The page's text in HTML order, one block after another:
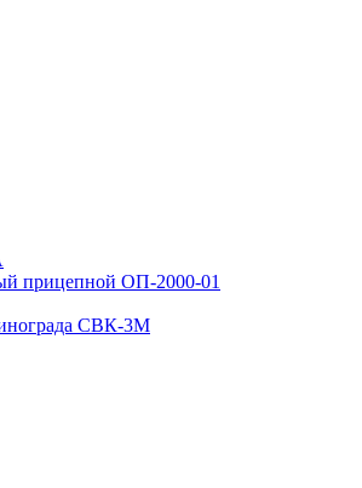
прицепной ОП-2000-01
СВК-3М